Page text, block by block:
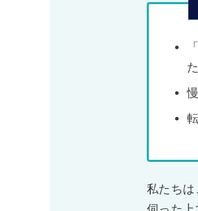
私たちは